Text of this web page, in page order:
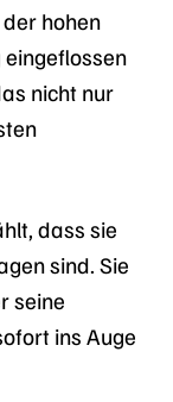
hohen
nicht nur
dass sie
sind. Sie
seine
ins Auge